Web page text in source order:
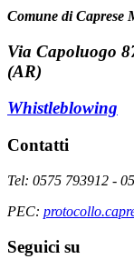
Comune di Caprese
Via Capoluogo
(AR)
Whistleblowing
Contatti
Tel: 0575 793912 -
PEC:
Seguici su